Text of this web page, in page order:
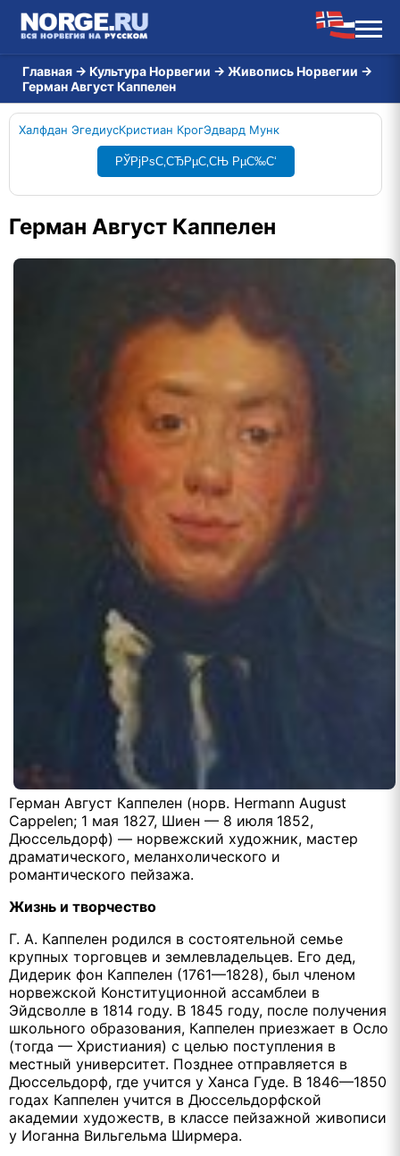
Главная → Культура Норвегии → Живопись Норвегии →
Герман Август Каппелен
Халфдан ЭгедиусКристиан КрогЭдвард Мунк
РЎРјРѕС‚СЂРµС‚СЊ РµС‰С‘
Герман Август Каппелен
Герман Август Каппелен (норв. Hermann August
Cappelen; 1 мая 1827, Шиен — 8 июля 1852,
Дюссельдорф) — норвежский художник, мастер
драматического, меланхолического и
романтического пейзажа.
Жизнь и творчество
Г. А. Каппелен родился в состоятельной семье
крупных торговцев и землевладельцев. Его дед,
Дидерик фон Каппелен (1761—1828), был членом
норвежской Конституционной ассамблеи в
Эйдсволле в 1814 году. В 1845 году, после получения
школьного образования, Каппелен приезжает в Осло
(тогда — Христиания) с целью поступления в
местный университет. Позднее отправляется в
Дюссельдорф, где учится у Ханса Гуде. В 1846—1850
годах Каппелен учится в Дюссельдорфской
академии художеств, в классе пейзажной живописи
у Иоганна Вильгельма Ширмера.